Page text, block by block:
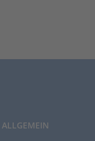
ALLGEMEIN